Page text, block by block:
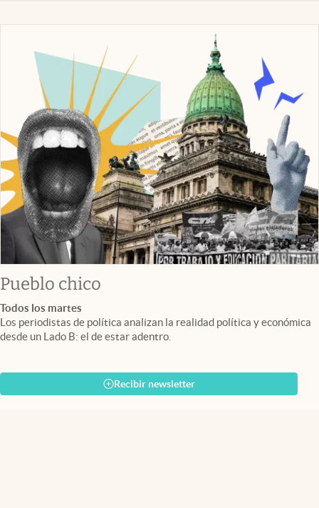
Pueblo chico
Todos los martes
Los periodistas de política analizan la realidad política y económica
desde un Lado B: el de estar adentro.
Recibir newsletter